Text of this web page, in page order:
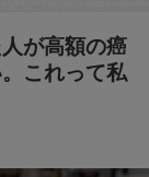
が高額の癌
これって私